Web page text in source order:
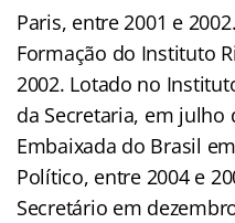
Paris, entre 2001 e
Formação do Instituto
2002. Lotado no
da Secretaria, em julho
Embaixada do Brasil
Político, entre 2004 e
Secretário em